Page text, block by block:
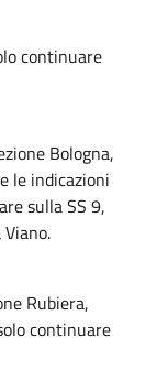
continuare
Bologna,
le indicazioni
sulla SS 9,
Rubiera,
continuare